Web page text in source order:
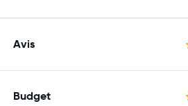
Avis
Budget